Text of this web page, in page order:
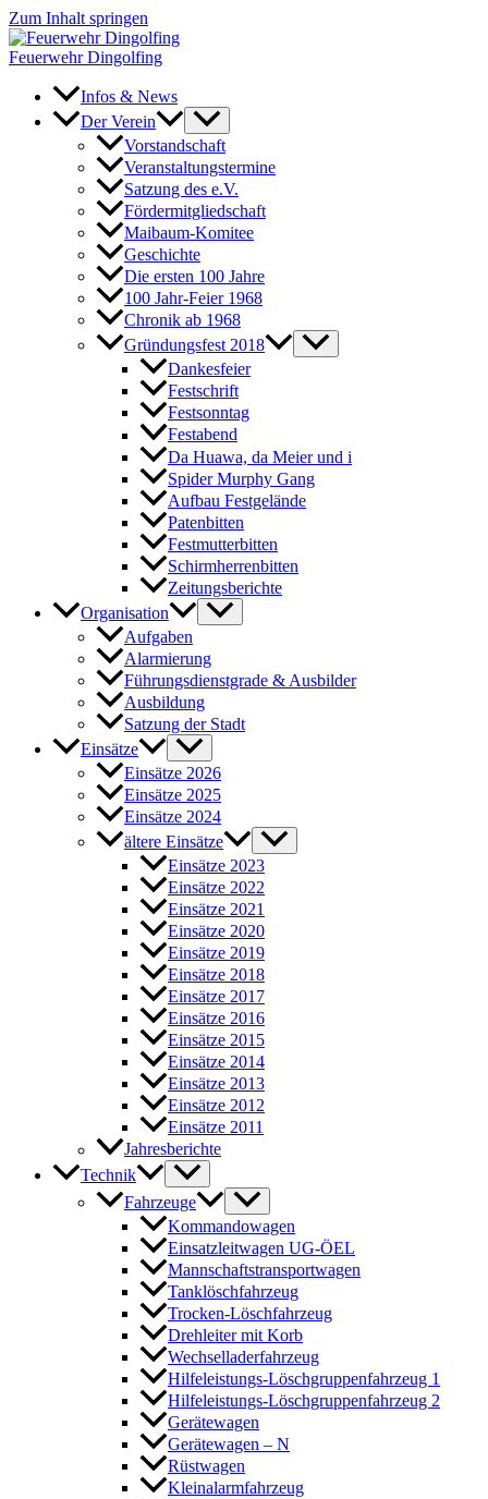
Zum Inhalt springen
Feuerwehr Dingolfing
Infos & News
Der Verein
Vorstandschaft
Veranstaltungstermine
Satzung des e.V.
Fördermitgliedschaft
Maibaum-Komitee
Geschichte
Die ersten 100 Jahre
100 Jahr-Feier 1968
Chronik ab 1968
Gründungsfest 2018
Dankesfeier
Festschrift
Festsonntag
Festabend
Da Huawa, da Meier und i
Spider Murphy Gang
Aufbau Festgelände
Patenbitten
Festmutterbitten
Schirmherrenbitten
Zeitungsberichte
Organisation
Aufgaben
Alarmierung
Führungsdienstgrade & Ausbilder
Ausbildung
Satzung der Stadt
Einsätze
Einsätze 2026
Einsätze 2025
Einsätze 2024
ältere Einsätze
Einsätze 2023
Einsätze 2022
Einsätze 2021
Einsätze 2020
Einsätze 2019
Einsätze 2018
Einsätze 2017
Einsätze 2016
Einsätze 2015
Einsätze 2014
Einsätze 2013
Einsätze 2012
Einsätze 2011
Jahresberichte
Technik
Fahrzeuge
Kommandowagen
Einsatzleitwagen UG-ÖEL
Mannschaftstransportwagen
Tanklöschfahrzeug
Trocken-Löschfahrzeug
Drehleiter mit Korb
Wechselladerfahrzeug
Hilfeleistungs-Löschgruppenfahrzeug 1
Hilfeleistungs-Löschgruppenfahrzeug 2
Gerätewagen
Gerätewagen – N
Rüstwagen
Kleinalarmfahrzeug